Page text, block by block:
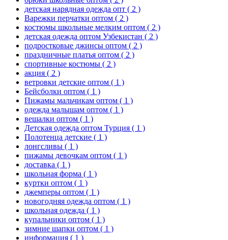
детская нарядная одежда опт ( 2 )
Варежки перчатки оптом ( 2 )
костюмы школьные мелким оптом ( 2 )
детская одежда оптом Узбекистан ( 2 )
подростковые джинсы оптом ( 2 )
праздничные платья оптом ( 2 )
спортивные костюмы ( 2 )
акция ( 2 )
ветровки детские оптом ( 1 )
Бейсболки оптом ( 1 )
Пижамы мальчикам оптом ( 1 )
одежда малышам оптом ( 1 )
вешалки оптом ( 1 )
Детская одежда оптом Турция ( 1 )
Полотенца детские ( 1 )
лонгсливы ( 1 )
пижамы девочкам оптом ( 1 )
доставка ( 1 )
школьная форма ( 1 )
куртки оптом ( 1 )
джемперы оптом ( 1 )
новогодняя одежда оптом ( 1 )
школьная одежда ( 1 )
купальники оптом ( 1 )
зимние шапки оптом ( 1 )
информация ( 1 )